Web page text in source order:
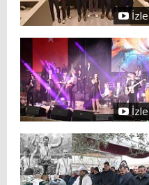
İzle
İzle